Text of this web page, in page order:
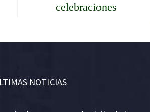
celebraciones
NOTICIAS